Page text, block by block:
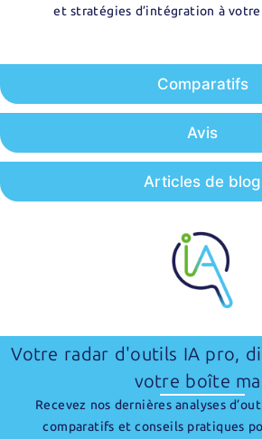
Comparatifs
Avis
Articles de blog
et stratégies d’intégration à
Votre radar d'outils IA pro,
votre boîte
Recevez nos dernières analyses
comparatifs et conseils pratiques